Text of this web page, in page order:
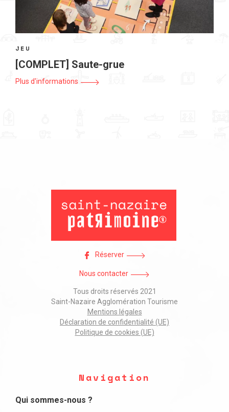
JEU
[COMPLET] Saute-grue
Plus d'informations
Réserver
Nous contacter
Tous droits réservés 2021
Saint-Nazaire Agglomération Tourisme
Mentions légales
Déclaration de confidentialité (UE)
Politique de cookies (UE)
Navigation
Qui sommes-nous ?